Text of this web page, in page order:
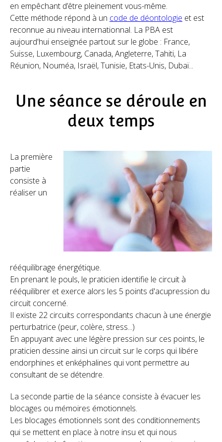
en empêchant d’être pleinement vous-même.
Cette méthode répond à un code de déontologie et est
reconnue au niveau internationnal. La PBA est
aujourd'hui enseignée partout sur le globe : France,
Suisse, Luxembourg, Canada, Angleterre, Tahiti, La
Réunion, Nouméa, Israël, Tunisie, Etats-Unis, Dubaï...
Une séance se déroule en
deux temps
La première
partie
consiste à
réaliser un
rééquilibrage énergétique.
En prenant le pouls, le praticien identifie le circuit à
rééquilibrer et exerce alors les 5 points d'acupression du
circuit concerné.
Il existe 22 circuits correspondants chacun à une énergie
perturbatrice (peur, colère, stress...)
En appuyant avec une légère pression sur ces points, le
praticien dessine ainsi un circuit sur le corps qui libére
endorphines et enképhalines qui vont permettre au
consultant de se détendre.
La seconde partie de la séance consiste à évacuer les
blocages ou mémoires émotionnels.
Les blocages émotionnels sont des conditionnements
qui se mettent en place à notre insu et qui nous